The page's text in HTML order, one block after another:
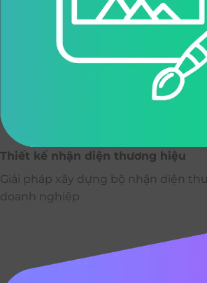
Thiết kế nhận diện thương hiệu
Giải pháp xây dựng bộ nhận diện
doanh nghiệp